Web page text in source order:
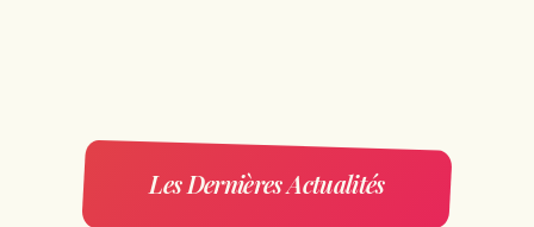
Les Dernières Actualités